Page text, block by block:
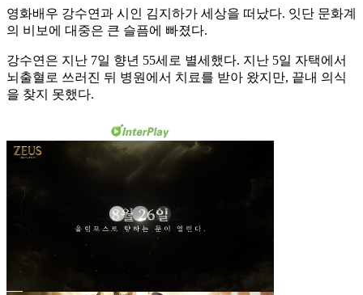
영화배우 강수연과 시인 김지하가 세상을 떠났다. 잇단 문화계
의 비보에 대중은 큰 슬픔에 빠졌다.
강수연은 지난 7일 향년 55세로 별세했다. 지난 5일 자택에서
뇌출혈로 쓰러진 뒤 병원에서 치료를 받아 왔지만, 끝내 의식
을 찾지 못했다.